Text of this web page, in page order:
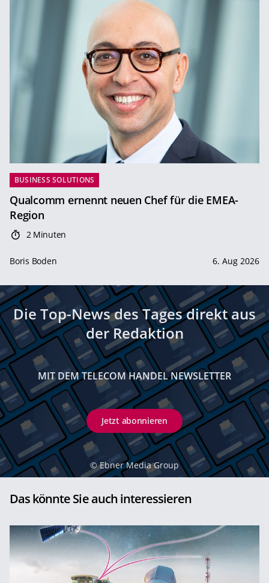
BUSINESS SOLUTIONS
Qualcomm ernennt neuen Chef für die EMEA-
Region
2 Minuten
Boris Boden 6. Aug 2026
Die Top-News des Tages direkt aus
der Redaktion
MIT DEM TELECOM HANDEL NEWSLETTER
Jetzt abonnieren
© Ebner Media Group
Das könnte Sie auch interessieren